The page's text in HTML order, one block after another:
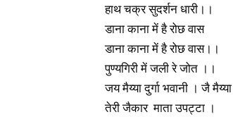
हाथ चक्र सुदर्शन धारी।।
डाना काना में है रोछ वास
डाना काना में है रोछ वास।।
पुण्यगिरी में जली रे जोत ।।
जय मैय्या दुर्गा भवानी । जै
तेरी जैकार माता उपट्टा ।